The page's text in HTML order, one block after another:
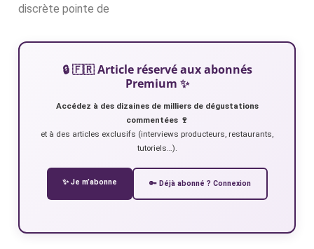
discrète pointe de
🔒 🇫🇷 Article réservé aux abonnés
Premium ✨
Accédez à des dizaines de milliers de dégustations
commentées 🍷
et à des articles exclusifs (interviews producteurs, restaurants,
tutoriels…).
✨ Je m’abonne 🔑 Déjà abonné ? Connexion